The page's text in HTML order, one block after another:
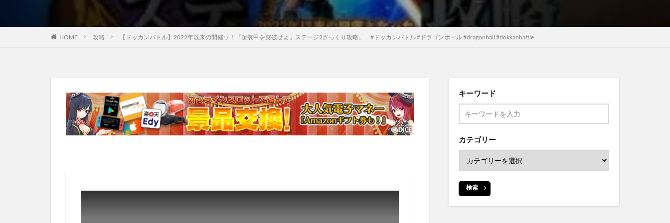
HOME 攻略 【ドッカンバトル】2022年以来の開催ッ！『超装甲を突破せよ』ステージ2ざっくり攻略。 #ドッカンバトル #ドラゴンボール #dragonball #dokkanbattle
キーワード
カテゴリー
検索